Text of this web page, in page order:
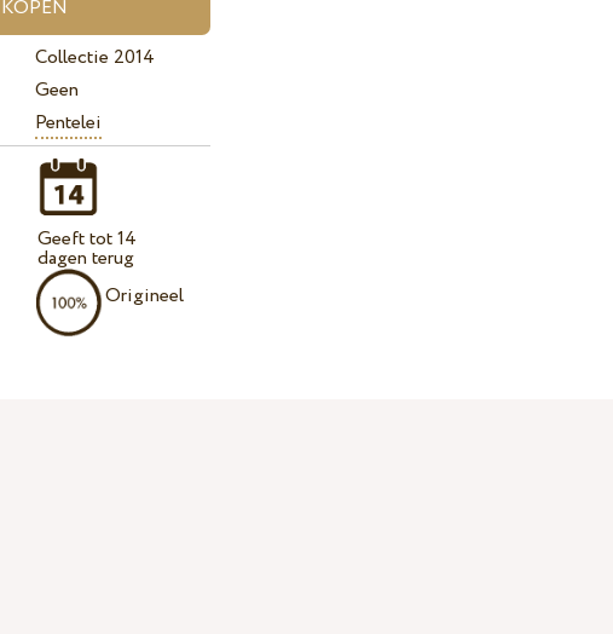
Collectie 2014
Geen
Pentelei
Geeft tot 14
dagen terug
Origineel